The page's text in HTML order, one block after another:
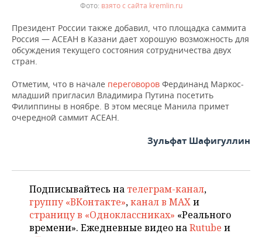
взято с сайта kremlin.ru
Президент России также добавил, что площадка саммита
Россия — АСЕАН в Казани дает хорошую возможность для
обсуждения текущего состояния сотрудничества двух
стран.
Отметим, что в начале переговоров Фердинанд Маркос-
младший пригласил Владимира Путина посетить
Филиппины в ноябре. В этом месяце Манила примет
очередной саммит АСЕАН.
Зульфат Шафигуллин
Подписывайтесь на телеграм-канал,
группу «ВКонтакте»,канал в MAXи
страницу в «Одноклассниках» «Реального
времени». Ежедневные видео наRutube и